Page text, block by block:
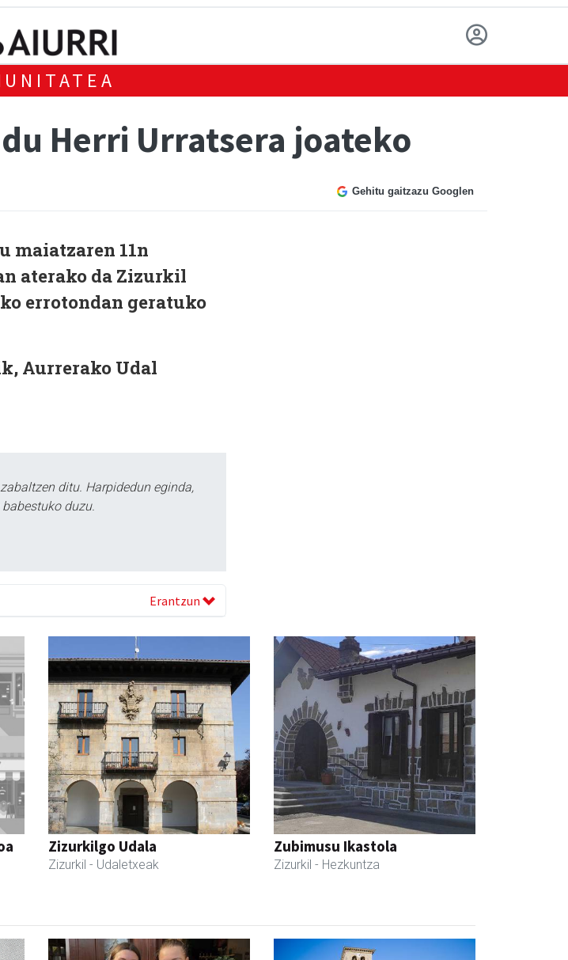
Herri Urratsera joateko
Gehitu gaitzazu Googlen
maiatzaren 11n
aterako da Zizurkil
errotondan geratuko
Aurrerako Udal
ditu. Harpidedun eginda,
duzu.
Erantzun
Zizurkilgo Udala
Zizurkil - Udaletxeak
Zubimusu Ikastola
Zizurkil - Hezkuntza